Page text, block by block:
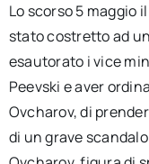
Lo scorso 5 maggio
stato costretto ad
esautorato i vice
Peevski e aver
Ovcharov, di
di un grave